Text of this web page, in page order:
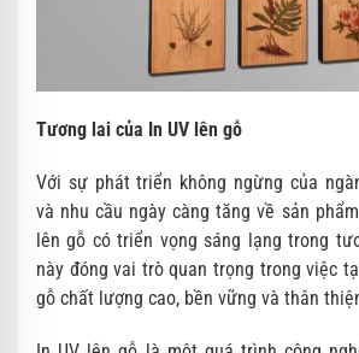
Tương lai của In UV lên gỗ
Với sự phát triển không ngừng của
và nhu cầu ngày càng tăng về sản
lên gỗ có triển vọng sáng lạng trong
này đóng vai trò quan trọng trong việc
gỗ chất lượng cao, bền vững và thân